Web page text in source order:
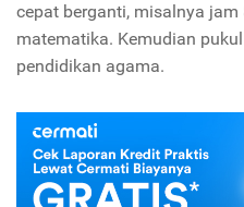
cepat berganti, misalnya
matematika. Kemudian
pendidikan agama.